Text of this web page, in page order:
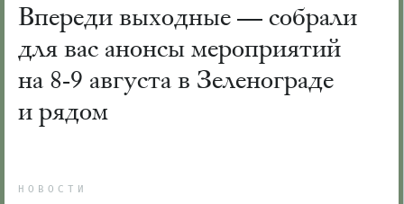
Впереди выходные — собрали
для вас анонсы мероприятий
на 8-9 августа в Зеленограде
и рядом
НОВОСТИ